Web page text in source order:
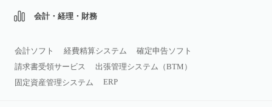
会計・経理・財務
会計ソフト 経費精算システム
確定申告ソフト
請求書受領サービス
出張管理システム（BTM）
固定資産管理システム
ERP